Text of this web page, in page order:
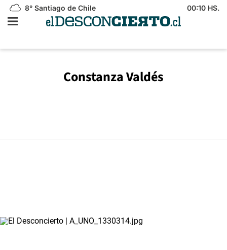
8° Santiago de Chile 00:10 HS.
Constanza Valdés